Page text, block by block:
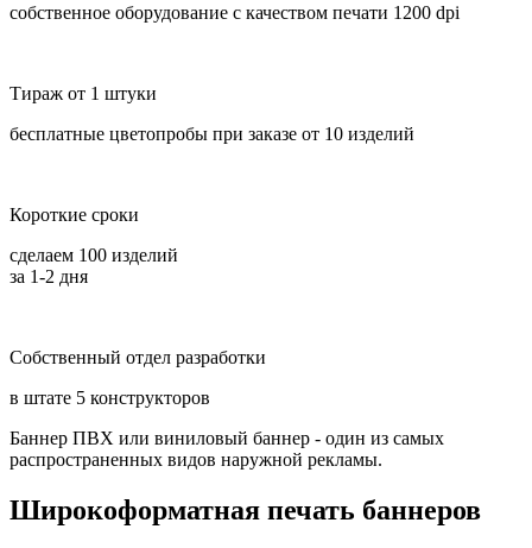
собственное оборудование с качеством печати 1200 dpi
Тираж от 1 штуки
бесплатные цветопробы при заказе от 10 изделий
Короткие сроки
сделаем 100 изделий
за 1-2 дня
Собственный отдел разработки
в штате 5 конструкторов
Баннер ПВХ или виниловый баннер - один из самых
распространенных видов наружной рекламы.
Широкоформатная печать баннеров